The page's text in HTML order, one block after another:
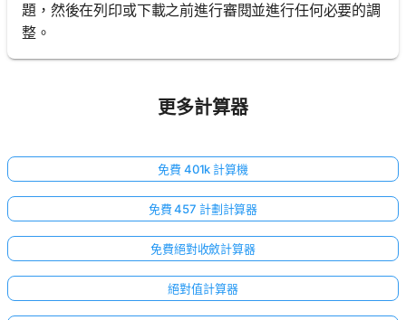
題，然後在列印或下載之前進行審閱並進行任何必要的調
整。
更多計算器
免費 401k 計算機
免費 457 計劃計算器
免費絕對收斂計算器
絕對值計算器